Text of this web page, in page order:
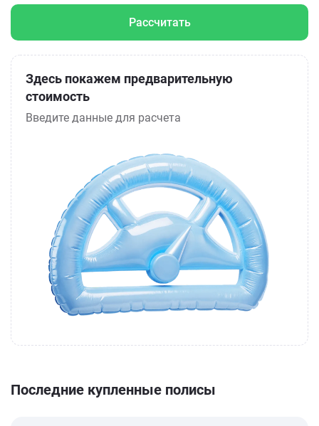
Рассчитать
Здесь покажем предварительную
стоимость
Введите данные для расчета
Последние купленные полисы